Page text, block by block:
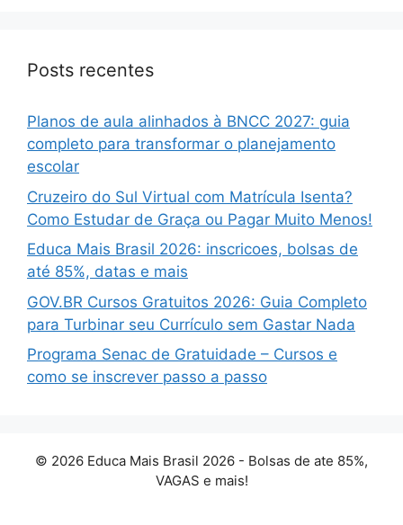
Posts recentes
Planos de aula alinhados à BNCC 2027: guia
completo para transformar o planejamento
escolar
Cruzeiro do Sul Virtual com Matrícula Isenta?
Como Estudar de Graça ou Pagar Muito Menos!
Educa Mais Brasil 2026: inscricoes, bolsas de
até 85%, datas e mais
GOV.BR Cursos Gratuitos 2026: Guia Completo
para Turbinar seu Currículo sem Gastar Nada
Programa Senac de Gratuidade – Cursos e
como se inscrever passo a passo